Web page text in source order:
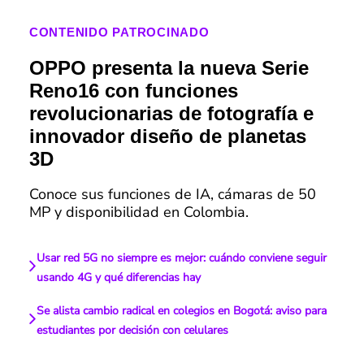
CONTENIDO PATROCINADO
OPPO presenta la nueva Serie
Reno16 con funciones
revolucionarias de fotografía e
innovador diseño de planetas
3D
Conoce sus funciones de IA, cámaras de 50
MP y disponibilidad en Colombia.
Usar red 5G no siempre es mejor: cuándo conviene seguir
usando 4G y qué diferencias hay
Se alista cambio radical en colegios en Bogotá: aviso para
estudiantes por decisión con celulares